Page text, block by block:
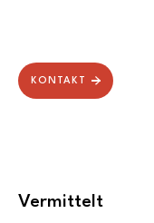
KONTAKT
Vermittelt